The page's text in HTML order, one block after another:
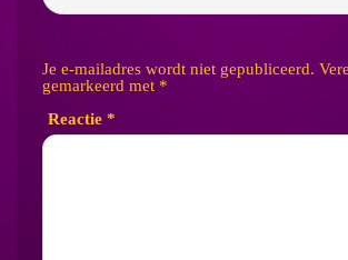
Je e-mailadres wordt niet gepubliceerd.
gemarkeerd met *
Reactie *